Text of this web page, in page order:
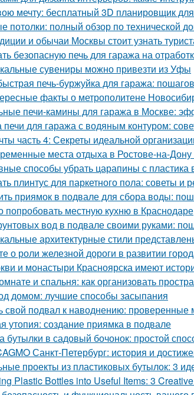
мечту: бесплатный 3D планировщик
потолки: полный обзор по технической
и обычаи Москвы стоит узнать
безопасную печь для гаража на
сувениры можно привезти из Уфы
печь-буржуйка для гаража:
факты о метрополитене
печи-камины для гаража в Москве:
печи для гаража с водяным контуром:
часть 4: Секреты идеальной
места отдыха в Ростове-на-
способы убрать царапины с пластика
плинтус для паркетного пола: советы и
приямок в подвале для сбора воды:
попробовать местную кухню в Краснодаре
вод в подвале своими руками:
архитектурные стили
о роли железной дороги в развитии
и монастыри Красноярска имеют
и спальня: как организовать
домом: лучшие способы засыпания
свой подвал к наводнению:
утопия: создание приямка в подвале
бутылки в садовый бочонок: простой
Санкт-Петербург: история и
проекты из пластиковых бутылок: 3
Plastic Bottles into Useful Items: 3